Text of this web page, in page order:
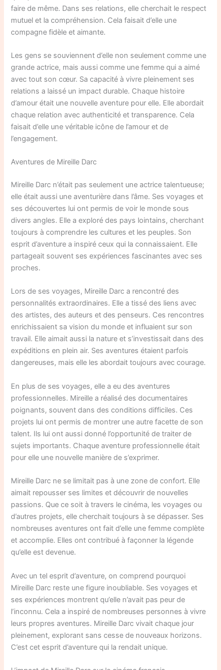
faire de même. Dans ses relations, elle cherchait le respect
mutuel et la compréhension. Cela faisait d’elle une
compagne fidèle et aimante.
Les gens se souviennent d’elle non seulement comme une
grande actrice, mais aussi comme une femme qui a aimé
avec tout son cœur. Sa capacité à vivre pleinement ses
relations a laissé un impact durable. Chaque histoire
d’amour était une nouvelle aventure pour elle. Elle abordait
chaque relation avec authenticité et transparence. Cela
faisait d’elle une véritable icône de l’amour et de
l’engagement.
Aventures de Mireille Darc
Mireille Darc n’était pas seulement une actrice talentueuse;
elle était aussi une aventurière dans l’âme. Ses voyages et
ses découvertes lui ont permis de voir le monde sous
divers angles. Elle a exploré des pays lointains, cherchant
toujours à comprendre les cultures et les peuples. Son
esprit d’aventure a inspiré ceux qui la connaissaient. Elle
partageait souvent ses expériences fascinantes avec ses
proches.
Lors de ses voyages, Mireille Darc a rencontré des
personnalités extraordinaires. Elle a tissé des liens avec
des artistes, des auteurs et des penseurs. Ces rencontres
enrichissaient sa vision du monde et influaient sur son
travail. Elle aimait aussi la nature et s’investissait dans des
expéditions en plein air. Ses aventures étaient parfois
dangereuses, mais elle les abordait toujours avec courage.
En plus de ses voyages, elle a eu des aventures
professionnelles. Mireille a réalisé des documentaires
poignants, souvent dans des conditions difficiles. Ces
projets lui ont permis de montrer une autre facette de son
talent. Ils lui ont aussi donné l’opportunité de traiter de
sujets importants. Chaque aventure professionnelle était
pour elle une nouvelle manière de s’exprimer.
Mireille Darc ne se limitait pas à une zone de confort. Elle
aimait repousser ses limites et découvrir de nouvelles
passions. Que ce soit à travers le cinéma, les voyages ou
d’autres projets, elle cherchait toujours à se dépasser. Ses
nombreuses aventures ont fait d’elle une femme complète
et accomplie. Elles ont contribué à façonner la légende
qu’elle est devenue.
Avec un tel esprit d’aventure, on comprend pourquoi
Mireille Darc reste une figure inoubliable. Ses voyages et
ses expériences montrent qu’elle n’avait pas peur de
l’inconnu. Cela a inspiré de nombreuses personnes à vivre
leurs propres aventures. Mireille Darc vivait chaque jour
pleinement, explorant sans cesse de nouveaux horizons.
C’est cet esprit d’aventure qui la rendait unique.